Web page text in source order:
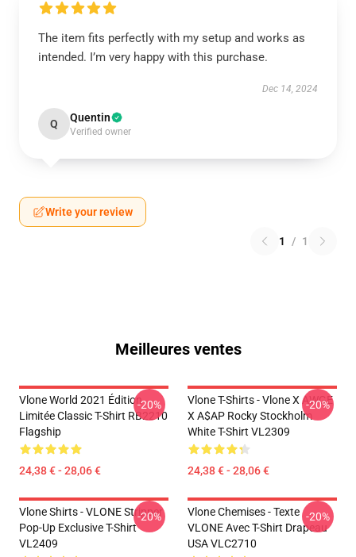
The item fits perfectly with my setup and works as
intended. I’m very happy with this purchase.
Dec 14, 2024
Q Quentin
Verified owner
Write your review
1 / 1
Meilleures ventes
Vlone World 2021 Édition
Limitée Classic T-Shirt RB2210
Flagship
24,38 € - 28,06 €
-20%
Vlone T-Shirts - Vlone X AWGE
X A$AP Rocky Stockholm
White T-Shirt VL2309
24,38 € - 28,06 €
-20%
Vlone Shirts - VLONE Stripper
Pop-Up Exclusive T-Shirt
VL2409
-20%
Vlone Chemises - Texte
VLONE Avec T-Shirt Drapeau
USA VLC2710
-20%